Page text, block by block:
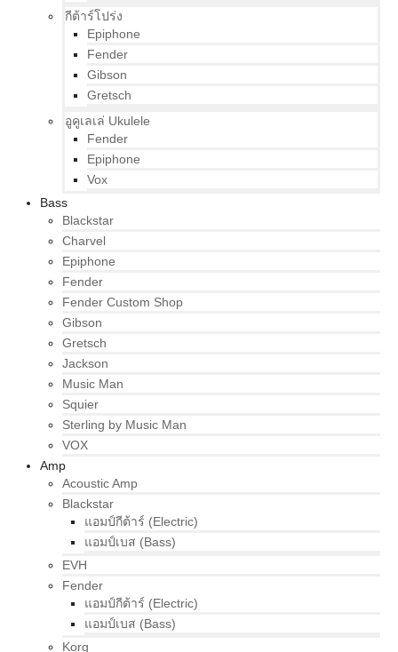
กีต้าร์โปร่ง
Epiphone
Fender
Gibson
Gretsch
อูคูเลเล่ Ukulele
Fender
Epiphone
Vox
Bass
Blackstar
Charvel
Epiphone
Fender
Fender Custom Shop
Gibson
Gretsch
Jackson
Music Man
Squier
Sterling by Music Man
VOX
Amp
Acoustic Amp
Blackstar
แอมป์กีต้าร์ (Electric)
แอมป์เบส (Bass)
EVH
Fender
แอมป์กีต้าร์ (Electric)
แอมป์เบส (Bass)
Korg